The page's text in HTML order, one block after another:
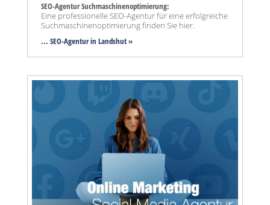
SEO-Agentur Suchmaschinenoptimierung:
Eine professionelle SEO-Agentur für eine erfolgreiche
Suchmaschinenoptimierung finden Sie hier.
... SEO-Agenturin Landshut »